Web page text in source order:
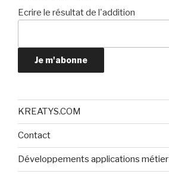
Ecrire le résultat de l'addition
Je m'abonne
KREATYS.COM
Contact
Développements applications métier